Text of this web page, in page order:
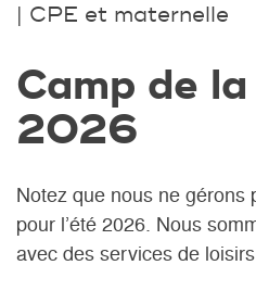
| CPE et maternelle
Camp de
2026
Notez que nous ne gérons
pour l’été 2026. Nous
avec des services de